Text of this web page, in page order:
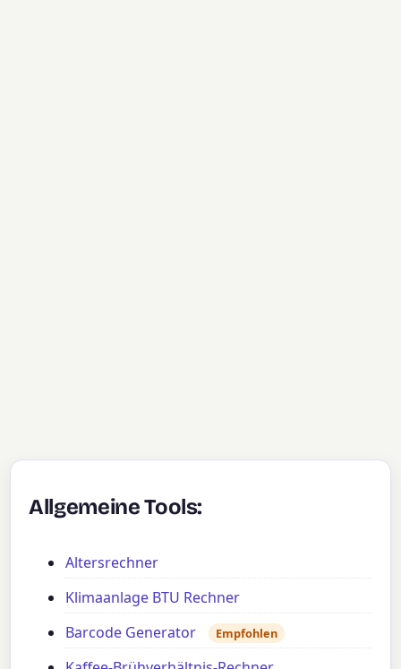
Allgemeine Tools:
Altersrechner
Klimaanlage BTU Rechner
Barcode Generator
Empfohlen